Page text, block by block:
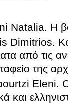
Natalia. Η
Dimitrios.
από τις
της
Eleni.
και